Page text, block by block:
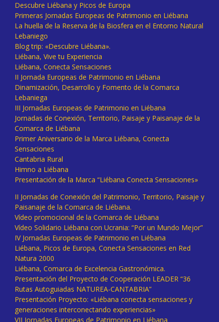
Descubre Liébana y Picos de Europa
Primeras Jornadas Europeas de Patrimonio en Liébana
La huella de la Reserva de la Biosfera en el Entorno Natural
Lebaniego
Blog trip: «Descubre Liébana».
Liébana, Vive tu Experiencia
Liébana, Conecta Sensaciones
II Jornada Europeas de Patrimonio en Liébana
Dinamización, Desarrollo y Fomento de la Comarca
Lebaniega
III Jornadas Europeas de Patrimonio en Liébana
Jornadas de Conexión, Territorio, Paisaje y Paisanaje de la
Comarca de Liébana
Primer Aniversario de la Marca Liébana, Conecta
Sensaciones
Cantabria Rural
Himno a Liébana
Presentación de la Marca “Liébana Conecta Sensaciones»
II Jornadas de Conexión del Patrimonio, Territorio, Paisaje y
Paisanaje de la Comarca de Liébana.
Vídeo promocional de la Comarca de Liébana
Vídeo Solidario Liébana con Ucrania: “Por un Mundo Mejor”
IV Jornadas Europeas de Patrimonio en Liébana
Liébana, Picos de Europa, Conecta Sensaciones en Red
Natura 2000
Liébana, Comarca de Excelencia Gastronómica.
Presentación del Proyecto de Cooperación LEADER “36
Rutas Autoguiadas NATUREA-CANTABRIA”
Presentación Proyecto: «Liébana conecta sensaciones y
generaciones interconectando experiencias»
VII Jornadas Europeas de Patrimonio en Liébana